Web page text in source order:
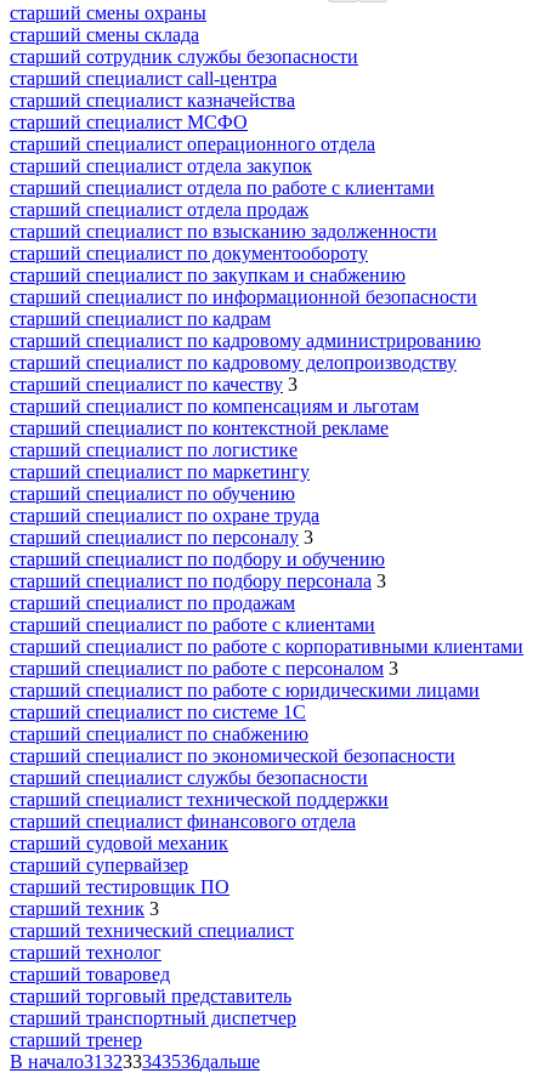
старший смены охраны
старший смены склада
старший сотрудник службы безопасности
старший специалист call-центра
старший специалист казначейства
старший специалист МСФО
старший специалист операционного отдела
старший специалист отдела закупок
старший специалист отдела по работе с клиентами
старший специалист отдела продаж
старший специалист по взысканию задолженности
старший специалист по документообороту
старший специалист по закупкам и снабжению
старший специалист по информационной безопасности
старший специалист по кадрам
старший специалист по кадровому администрированию
старший специалист по кадровому делопроизводству
старший специалист по качеству 3
старший специалист по компенсациям и льготам
старший специалист по контекстной рекламе
старший специалист по логистике
старший специалист по маркетингу
старший специалист по обучению
старший специалист по охране труда
старший специалист по персоналу 3
старший специалист по подбору и обучению
старший специалист по подбору персонала 3
старший специалист по продажам
старший специалист по работе с клиентами
старший специалист по работе с корпоративными клиентами
старший специалист по работе с персоналом 3
старший специалист по работе с юридическими лицами
старший специалист по системе 1С
старший специалист по снабжению
старший специалист по экономической безопасности
старший специалист службы безопасности
старший специалист технической поддержки
старший специалист финансового отдела
старший судовой механик
старший супервайзер
старший тестировщик ПО
старший техник 3
старший технический специалист
старший технолог
старший товаровед
старший торговый представитель
старший транспортный диспетчер
старший тренер
В начало313233343536дальше